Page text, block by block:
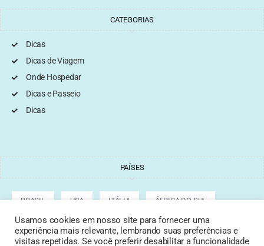
CATEGORIAS
Dicas
Dicas de Viagem
Onde Hospedar
Dicas e Passeio
Dicas
PAÍSES
BRASIL USA ITÁLIA ÁFRICA DO SUL
ARGENTINA GRÉCIA CROÁCIA TURQUIA
Usamos cookies em nosso site para fornecer uma
experiência mais relevante, lembrando suas preferências e
visitas repetidas. Se você preferir desabilitar a funcionalidade